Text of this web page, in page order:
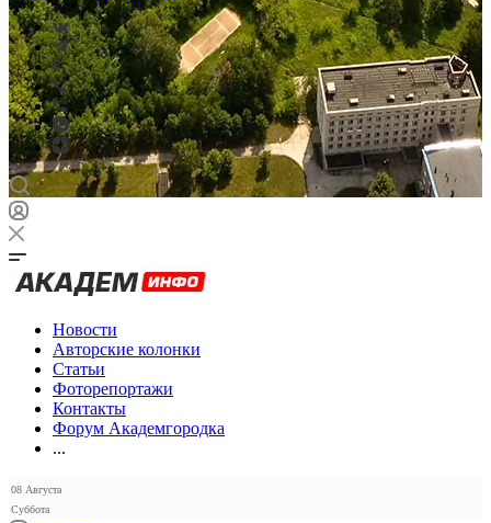
Новости
Авторские колонки
Статьи
Фоторепортажи
Контакты
Форум Академгородка
...
08 Августа
Суббота